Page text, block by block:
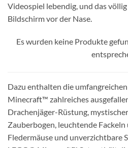
Videospiel lebendig, und das
Bildschirm vor der Nase.
Es wurden keine Produkte
Dazu enthalten die
Minecraft™ zahlreiches
Drachenjäger-Rüstung,
Zauberbogen, leuchtende
Fledermäuse und unverzichtbare